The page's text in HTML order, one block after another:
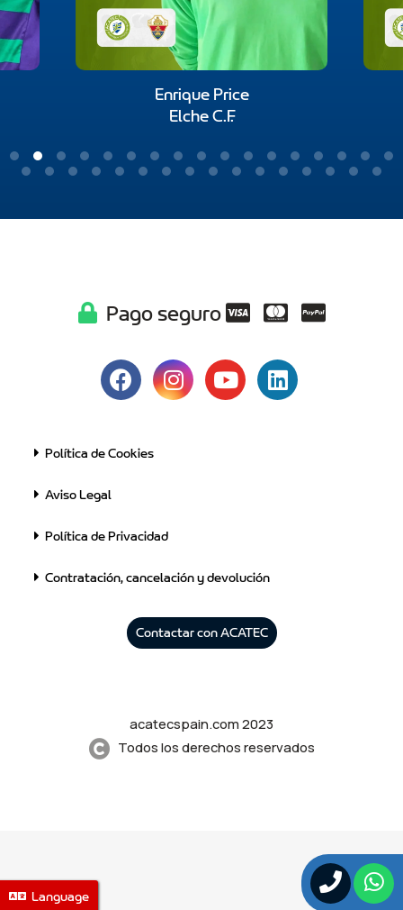
Enrique Price
Elche C.F.
Language
Pago seguro
Política de Cookies
Aviso Legal
Política de Privacidad
Contratación, cancelación y devolución
Contactar con ACATEC
acatecspain.com 2023
Todos los derechos reservados